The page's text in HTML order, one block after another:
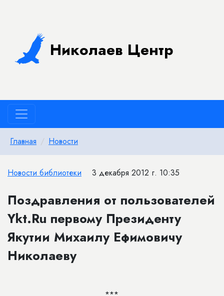
Николаев Центр
Главная Новости
Новости библиотеки 3 декабря 2012 г. 10:35
Поздравления от пользователей
Ykt.Ru первому Президенту
Якутии Михаилу Ефимовичу
Николаеву